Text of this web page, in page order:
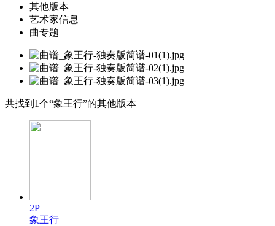
其他版本
艺术家信息
曲专题
共找到 1个“象王行”的其他版本
2P
象王行